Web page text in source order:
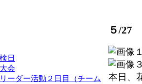
日
会
ーダー活動２日目（チーム
５/27
本日、